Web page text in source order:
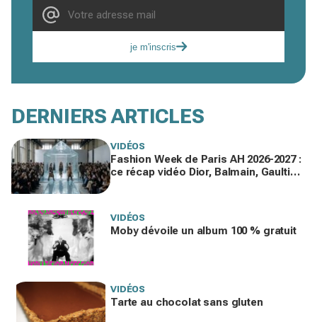
je m'inscris
DERNIERS ARTICLES
VIDÉOS
Fashion Week de Paris AH 2026-2027 :
ce récap vidéo Dior, Balmain, Gaultier
VIDÉOS
Moby dévoile un album 100 % gratuit
VIDÉOS
Tarte au chocolat sans gluten